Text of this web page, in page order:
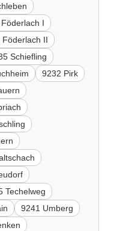
I
Föderlach II
Schiefling
9232 Pirk
Techelweg
9241 Umberg